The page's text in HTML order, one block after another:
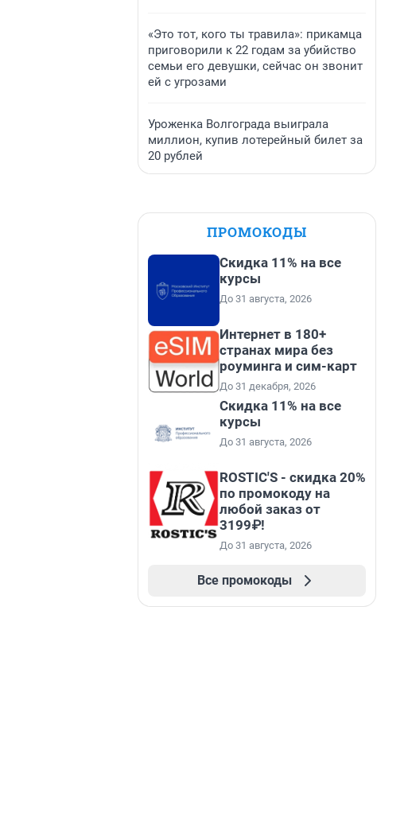
«Это тот, кого ты травила»: прикамца
приговорили к 22 годам за убийство
семьи его девушки, сейчас он звонит
ей с угрозами
Уроженка Волгограда выиграла
миллион, купив лотерейный билет за
20 рублей
ПРОМОКОДЫ
Скидка 11% на все
курсы
До 31 августа, 2026
Интернет в 180+
странах мира без
роуминга и сим-карт
До 31 декабря, 2026
Скидка 11% на все
курсы
До 31 августа, 2026
ROSTIC'S - скидка 20%
по промокоду на
любой заказ от
3199₽!
До 31 августа, 2026
Все промокоды